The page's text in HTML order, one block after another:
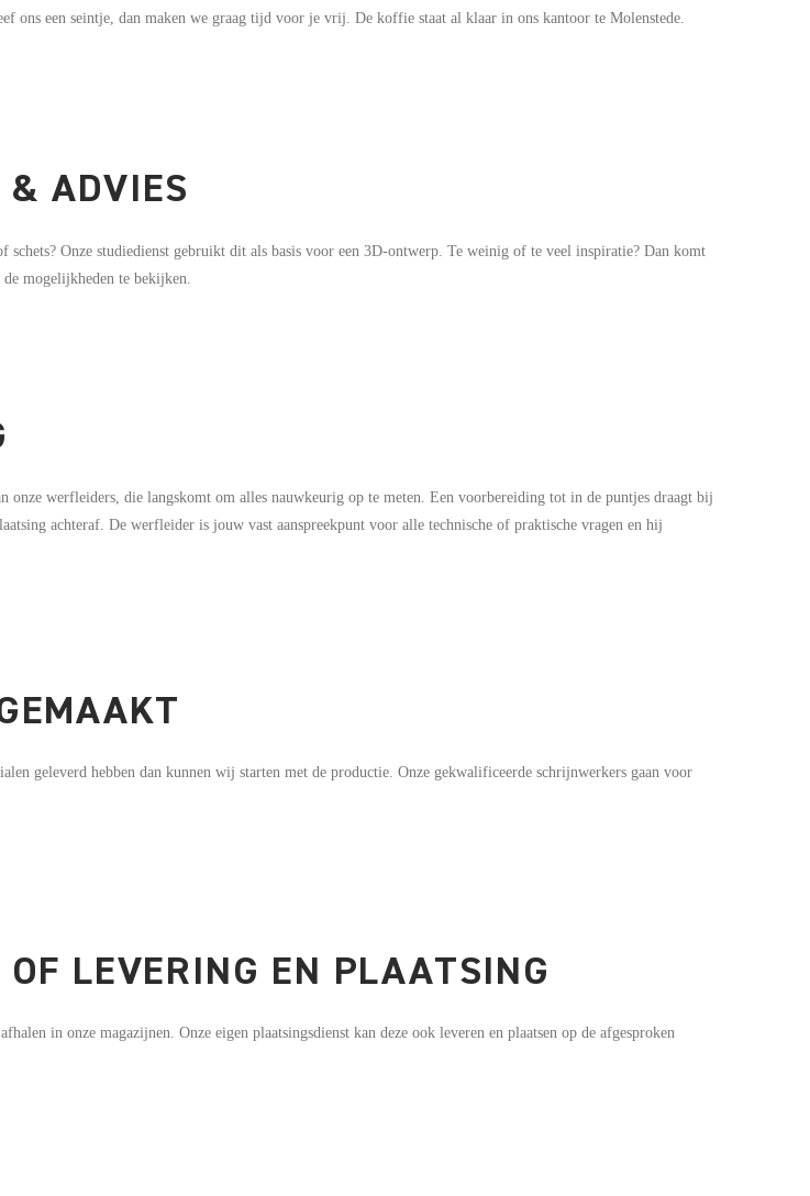
ons een seintje, dan maken we graag tijd voor je vrij. De koffie staat al klaar in ons kantoor te Molenstede.
ADVIES
schets? Onze studiedienst gebruikt dit als basis voor een 3D-ontwerp. Te weinig of te veel inspiratie? Dan komt
mogelijkheden te bekijken.
onze werfleiders, die langskomt om alles nauwkeurig op te meten. Een voorbereiding tot in de puntjes draagt bij
achteraf. De werfleider is jouw vast aanspreekpunt voor alle technische of praktische vragen en hij
geleverd hebben dan kunnen wij starten met de productie. Onze gekwalificeerde schrijnwerkers gaan voor
LEVERING EN PLAATSING
in onze magazijnen. Onze eigen plaatsingsdienst kan deze ook leveren en plaatsen op de afgesproken